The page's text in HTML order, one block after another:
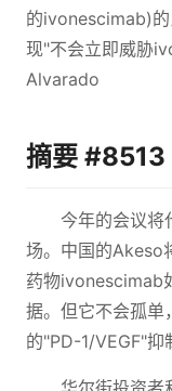
的ivonescimab)
现"不会立即威胁
Alvarado
摘要
今年的会议将
场。中国的Akeso
药物ivonescimab
据。但它不会孤单
的"PD-1/VEGF"抑